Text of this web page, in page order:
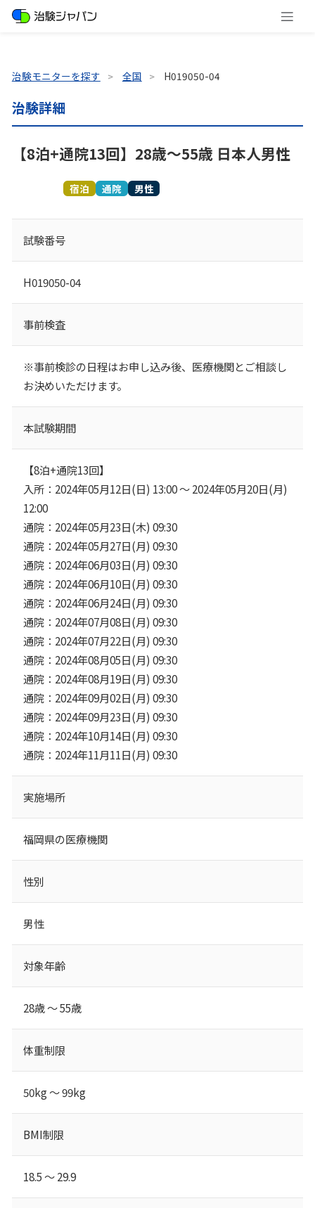
治験モニターを探す 全国 H019050-04
治験詳細
【8泊+通院13回】28歳～55歳 日本人男性
宿泊 通院 男性
試験番号
H019050-04
事前検査
※事前検診の日程はお申し込み後、医療機関とご相談し
お決めいただけます。
本試験期間
【8泊+通院13回】
入所：2024年05月12日(日) 13:00 ～ 2024年05月20日(月)
12:00
通院：2024年05月23日(木) 09:30
通院：2024年05月27日(月) 09:30
通院：2024年06月03日(月) 09:30
通院：2024年06月10日(月) 09:30
通院：2024年06月24日(月) 09:30
通院：2024年07月08日(月) 09:30
通院：2024年07月22日(月) 09:30
通院：2024年08月05日(月) 09:30
通院：2024年08月19日(月) 09:30
通院：2024年09月02日(月) 09:30
通院：2024年09月23日(月) 09:30
通院：2024年10月14日(月) 09:30
通院：2024年11月11日(月) 09:30
実施場所
福岡県の医療機関
性別
男性
対象年齢
28歳 ～ 55歳
体重制限
50kg ～ 99kg
BMI制限
18.5 ～ 29.9